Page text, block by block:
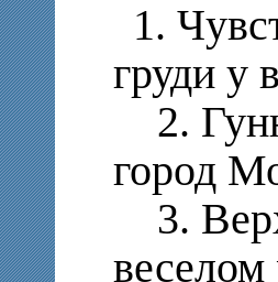
1.
груди у
2.
город
3.